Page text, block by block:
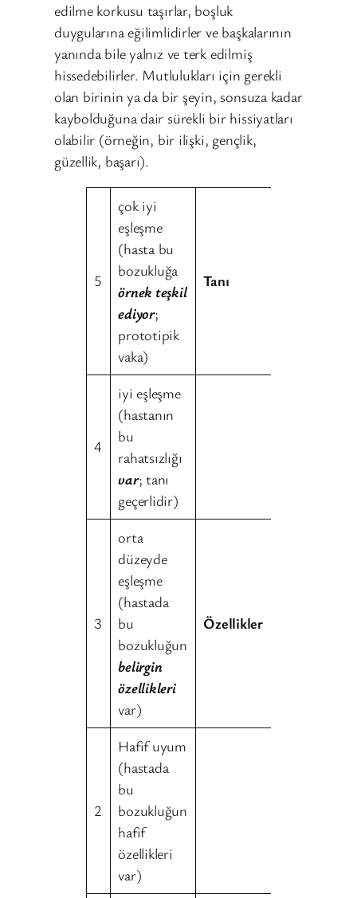
edilme korkusu taşırlar, boşluk
duygularına eğilimlidirler ve başkalarının
yanında bile yalnız ve terk edilmiş
hissedebilirler. Mutlulukları için gerekli
olan birinin ya da bir şeyin, sonsuza kadar
kaybolduğuna dair sürekli bir hissiyatları
olabilir (örneğin, bir ilişki, gençlik,
güzellik, başarı).
5
çok iyi
eşleşme
(hasta bu
bozukluğa
örnek teşkil
ediyor;
prototipik
vaka)
Tanı
4
iyi eşleşme
(hastanın
bu
rahatsızlığı
var; tanı
geçerlidir)
3
orta
düzeyde
eşleşme
(hastada
bu
bozukluğun
belirgin
özellikleri
var)
Özellikler
2
Hafif uyum
(hastada
bu
bozukluğun
hafif
özellikleri
var)